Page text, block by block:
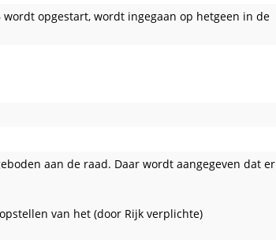
opgestart, wordt ingegaan op hetgeen in de
aan de raad. Daar wordt aangegeven dat er
van het (door Rijk verplichte)